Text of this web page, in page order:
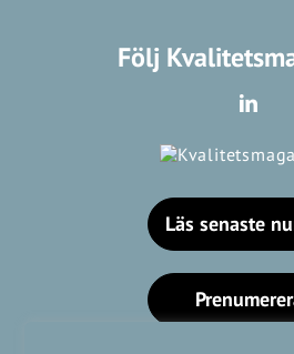
Följ
Läs senaste